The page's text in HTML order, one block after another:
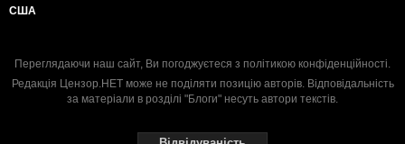
США
Переглядаючи наш сайт, Ви погоджуєтеся з політикою конфіденційності.
Редакція Цензор.НЕТ може не поділяти позицію авторів. Відповідальність
за матеріали в розділі "Блоги" несуть автори текстів.